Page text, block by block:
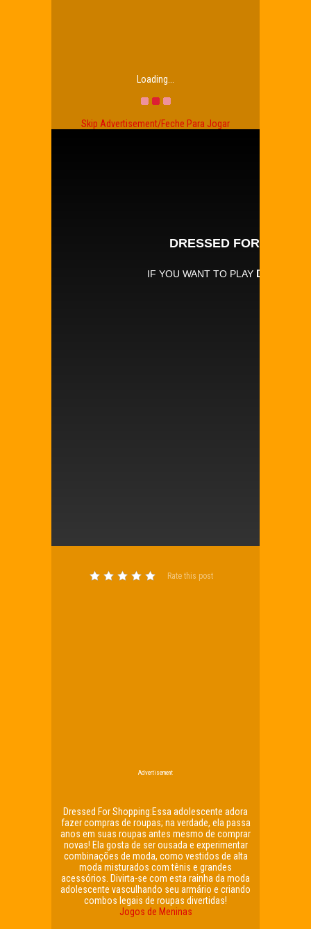
Loading...
Skip Advertisement/Feche Para Jogar
Rate this post
Advertisement
Dressed For Shopping:Essa adolescente adora
fazer compras de roupas; na verdade, ela passa
anos em suas roupas antes mesmo de comprar
novas! Ela gosta de ser ousada e experimentar
combinações de moda, como vestidos de alta
moda misturados com tênis e grandes
acessórios. Divirta-se com esta rainha da moda
adolescente vasculhando seu armário e criando
combos legais de roupas divertidas!
Jogos de Meninas